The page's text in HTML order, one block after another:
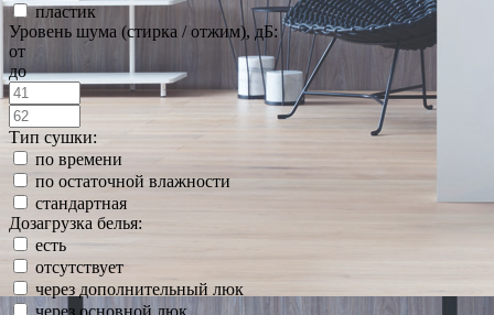
пластик
Уровень шума (стирка / отжим), дБ:
от
до
Тип сушки:
по времени
по остаточной влажности
стандартная
Дозагрузка белья:
есть
отсутствует
через дополнительный люк
через основной люк